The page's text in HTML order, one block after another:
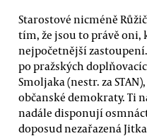
Starostové nicméně
tím, že jsou to právě oni,
nejpočetnější
po pražských
Smoljaka (nestr. za
občanské demokraty. Ti
nadále disponují
doposud nezařazená